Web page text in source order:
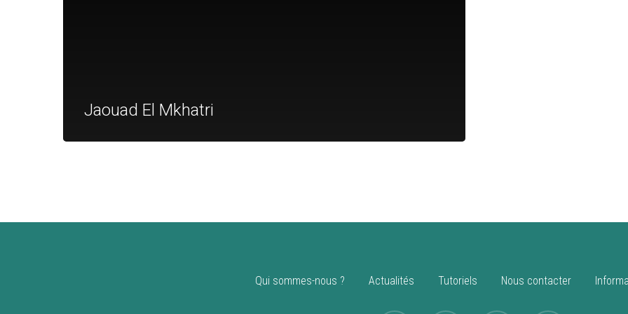
Jaouad El Mkhatri
Qui sommes-nous ? Actualités Tutoriels Nous contacter